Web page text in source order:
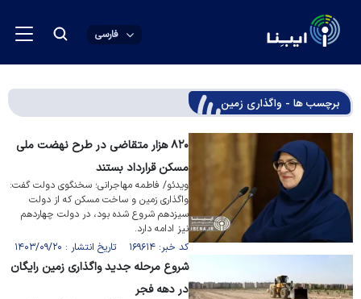
فارسی
برچسب ها - واگذاری زمین
۸۲۰ هزار متقاضی در طرح نهضت ملی
مسکن قرارداد بستند
ویدئو/ فاطمه مهاجرانی؛ سخنگوی دولت گفت:
واگذاری زمین و ساخت مسکن که از دولت
سیزدهم شروع شده بود، در دولت چهاردهم
نیز ادامه دارد.
کد خبر: ۱۶۹۶۱۴ تاریخ انتشار : ۱۴۰۳/۰۹/۲۰
شروع مرحله جدید واگذاری زمین رایگان
در دهه فجر